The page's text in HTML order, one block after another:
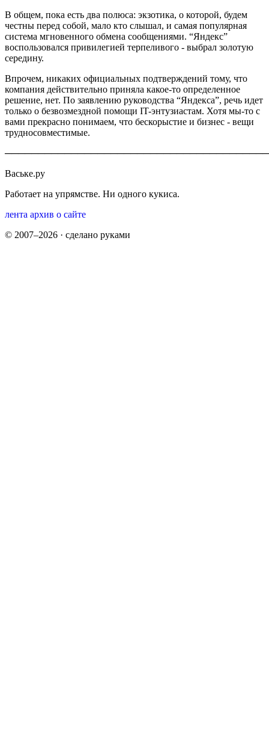
В общем, пока есть два полюса: экзотика, о которой, будем
честны перед собой, мало кто слышал, и самая популярная
система мгновенного обмена сообщениями. “Яндекс”
воспользовался привилегией терпеливого - выбрал золотую
середину.
Впрочем, никаких официальных подтверждений тому, что
компания действительно приняла какое-то определенное
решение, нет. По заявлению руководства “Яндекса”, речь идет
только о безвозмездной помощи IT-энтузиастам. Хотя мы-то с
вами прекрасно понимаем, что бескорыстие и бизнес - вещи
трудносовместимые.
Ваське.ру
Работает на упрямстве. Ни одного кукиса.
лента архив о сайте
© 2007–2026 · сделано руками